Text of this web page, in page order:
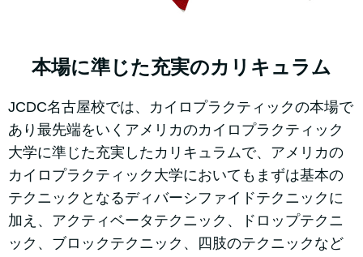
本場に準じた充実のカリキュラム
JCDC名古屋校では、カイロプラクティックの本場で
あり最先端をいくアメリカのカイロプラクティック
大学に準じた充実したカリキュラムで、アメリカの
カイロプラクティック大学においてもまずは基本の
テクニックとなるディバーシファイドテクニックに
加え、アクティベータテクニック、ドロップテクニ
ック、ブロックテクニック、四肢のテクニックなど